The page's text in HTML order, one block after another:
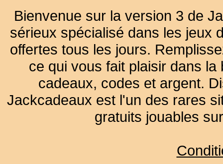
Bienvenue sur la version 3 de
sérieux spécialisé dans les jeux
offertes tous les jours.
ce qui vous fait plaisir dans
cadeaux, codes et argent.
Jackcadeaux est l'un des rares
gratuits jouables